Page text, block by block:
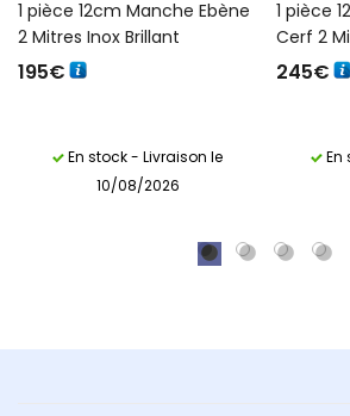
1 pièce 12cm Manche Ebène
2 Mitres Inox Brillant
195€
En stock - Livraison le
10/08/2026
1 pièce
Cerf 2
245€
En